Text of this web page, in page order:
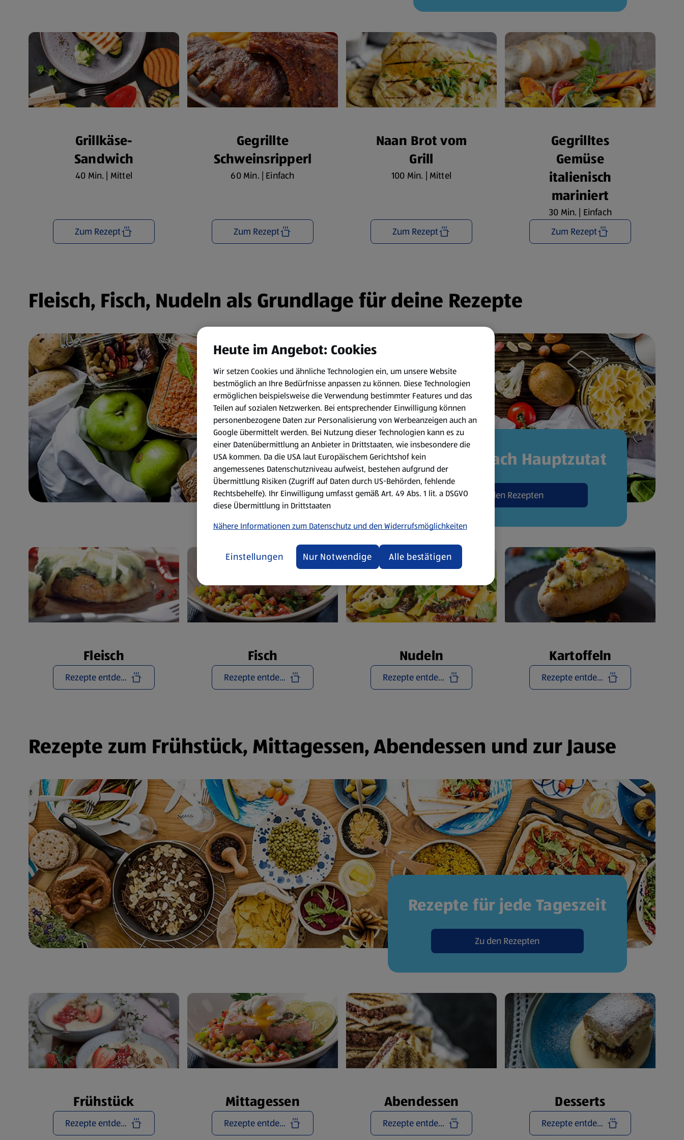
Grillkäse-
Sandwich
40 Min. | Mittel
Zum Rezept
Gegrillte
Schweinsripperl
60 Min. | Einfach
Zum Rezept
Naan Brot vom
Grill
100 Min. | Mittel
Zum Rezept
Gegrilltes
Gemüse
italienisch
mariniert
30 Min. | Einfach
Zum Rezept
Fleisch, Fisch, Nudeln als Grundlage für deine Rezepte
Rezepte nach Hauptzutat
Zu den Rezepten
Fleisch
Rezepte entdecken
Fisch
Rezepte entdecken
Nudeln
Rezepte entdecken
Kartoffeln
Rezepte entdecken
Rezepte zum Frühstück, Mittagessen, Abendessen und zur Jause
Rezepte für jede Tageszeit
Zu den Rezepten
Frühstück
Rezepte entdecken
Mittagessen
Rezepte entdecken
Abendessen
Rezepte entdecken
Desserts
Rezepte entdecken
Heute im Angebot: Cookies
Wir setzen Cookies und ähnliche Technologien ein, um unsere Website
bestmöglich an Ihre Bedürfnisse anpassen zu können. Diese Technologien
ermöglichen beispielsweise die Verwendung bestimmter Features und das
Teilen auf sozialen Netzwerken. Bei entsprechender Einwilligung können
personenbezogene Daten zur Personalisierung von Werbeanzeigen auch an
Google übermittelt werden. Bei Nutzung dieser Technologien kann es zu
einer Datenübermittlung an Anbieter in Drittstaaten, wie insbesondere die
USA kommen. Da die USA laut Europäischem Gerichtshof kein
angemessenes Datenschutzniveau aufweist, bestehen aufgrund der
Übermittlung Risiken (Zugriff auf Daten durch US-Behörden, fehlende
Rechtsbehelfe). Ihr Einwilligung umfasst gemäß Art. 49 Abs. 1 lit. a DSGVO
diese Übermittlung in Drittstaaten
Nähere Informationen zum Datenschutz und den Widerrufsmöglichkeiten
Einstellungen Nur Notwendige Alle bestätigen